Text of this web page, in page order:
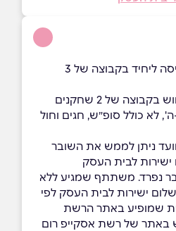
*כל קוד שובר מקנה כניסה ליחיד בקבוצה של 3
של 2 שחקנים
לא כולל סופ״ש, חגים וחול
ניתן לממש את השובר
נפרד. משתתף שמגיע ללא
ישירות לבית העסק לפי
שמופיע באתר הרשת
באתר של רשת אסקייפ רום